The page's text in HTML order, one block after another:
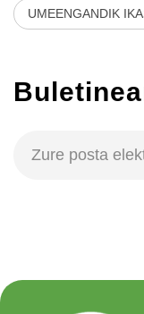
UMEENGANDIK